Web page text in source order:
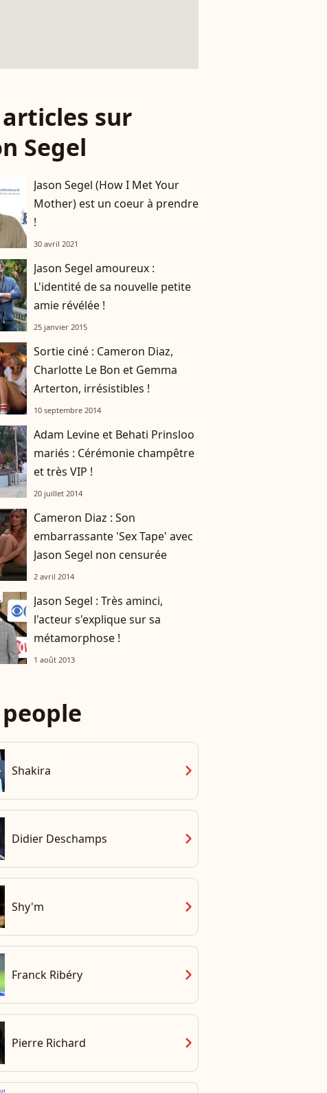
sur
Segel
Jason Segel (How I Met Your
Mother) est un coeur à prendre
!
30 avril 2021
Jason Segel amoureux :
L'identité de sa nouvelle petite
amie révélée !
25 janvier 2015
Sortie ciné : Cameron Diaz,
Charlotte Le Bon et Gemma
Arterton, irrésistibles !
10 septembre 2014
Adam Levine et Behati Prinsloo
mariés : Cérémonie champêtre
et très VIP !
20 juillet 2014
Cameron Diaz : Son
embarrassante 'Sex Tape' avec
Jason Segel non censurée
2 avril 2014
Jason Segel : Très aminci,
l'acteur s'explique sur sa
métamorphose !
1 août 2013
Shakira chevron_right
Didier Deschamps chevron_right
Shy'm chevron_right
Franck Ribéry chevron_right
Pierre Richard chevron_right